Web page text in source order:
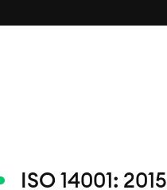
ISO 14001: 2015